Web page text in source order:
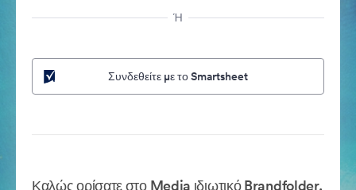
Ή
Συνδεθείτε με το Smartsheet
Καλώς ορίσατε στο Media ιδιωτικό Brandfolder.